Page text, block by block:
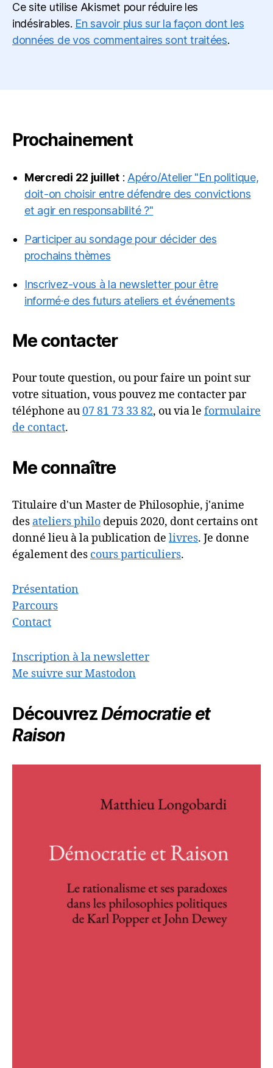
Ce site utilise Akismet pour réduire les
indésirables. En savoir plus sur la façon dont les
données de vos commentaires sont traitées.
Prochainement
Mercredi 22 juillet: Apéro/Atelier "En politique,
doit-on choisir entre défendre des convictions
et agir en responsabilité ?"
Participer au sondage pour décider des
prochains thèmes
Inscrivez-vous à la newsletter pour être
informé·e des futurs ateliers et événements
Me contacter
Pour toute question, ou pour faire un point sur
votre situation, vous pouvez me contacter par
téléphone au07 81 73 33 82, ou via le formulaire
de contact.
Me connaître
Titulaire d'un Master de Philosophie, j'anime
des ateliers philo depuis 2020, dont certains ont
donné lieu à la publication de livres. Je donne
également des cours particuliers.
Présentation
Parcours
Contact
Inscription à la newsletter
Me suivre sur Mastodon
DécouvrezDémocratie et
Raison